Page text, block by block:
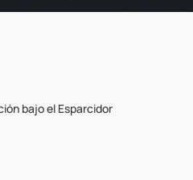
bajo el Esparcidor